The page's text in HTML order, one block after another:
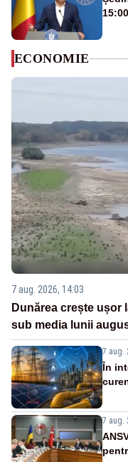
ECONOMIE
7 aug. 2026, 14:03
Dunărea crește ușor
sub media lunii
7 aug.
În
7 aug.